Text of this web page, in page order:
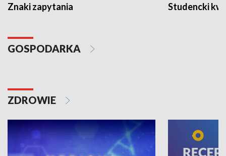
Znaki zapytania Studencki
GOSPODARKA
ZDROWIE